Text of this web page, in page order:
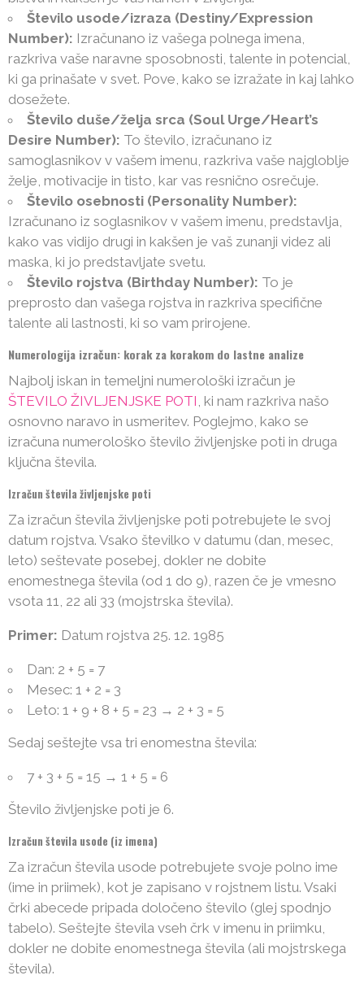
Število usode/izraza (Destiny/Expression
Number): Izračunano iz vašega polnega imena,
razkriva vaše naravne sposobnosti, talente in potencial,
ki ga prinašate v svet. Pove, kako se izražate in kaj lahko
dosežete.
Število duše/želja srca (Soul Urge/Heart’s
Desire Number): To število, izračunano iz
samoglasnikov v vašem imenu, razkriva vaše najgloblje
želje, motivacije in tisto, kar vas resnično osrečuje.
Število osebnosti (Personality Number):
Izračunano iz soglasnikov v vašem imenu, predstavlja,
kako vas vidijo drugi in kakšen je vaš zunanji videz ali
maska, ki jo predstavljate svetu.
Število rojstva (Birthday Number): To je
preprosto dan vašega rojstva in razkriva specifične
talente ali lastnosti, ki so vam prirojene.
Numerologija izračun: korak za korakom do lastne analize
Najbolj iskan in temeljni numerološki izračun je
ŠTEVILO ŽIVLJENJSKE POTI , ki nam razkriva našo
osnovno naravo in usmeritev. Poglejmo, kako se
izračuna numerološko število življenjske poti in druga
ključna števila.
Izračun števila življenjske poti
Za izračun števila življenjske poti potrebujete le svoj
datum rojstva. Vsako številko v datumu (dan, mesec,
leto) seštevate posebej, dokler ne dobite
enomestnega števila (od 1 do 9), razen če je vmesno
vsota 11, 22 ali 33 (mojstrska števila).
Primer: Datum rojstva 25. 12. 1985
Dan: 2 + 5 = 7
Mesec: 1 + 2 = 3
Leto: 1 + 9 + 8 + 5 = 23 → 2 + 3 = 5
Sedaj seštejte vsa tri enomestna števila:
7 + 3 + 5 = 15 → 1 + 5 = 6
Število življenjske poti je 6.
Izračun števila usode (iz imena)
Za izračun števila usode potrebujete svoje polno ime
(ime in priimek), kot je zapisano v rojstnem listu. Vsaki
črki abecede pripada določeno število (glej spodnjo
tabelo). Seštejte števila vseh črk v imenu in priimku,
dokler ne dobite enomestnega števila (ali mojstrskega
števila).